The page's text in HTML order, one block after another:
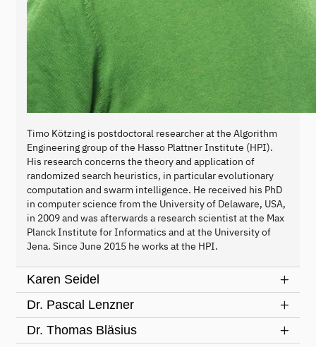
Timo Kötzing is postdoctoral researcher at the Algorithm
Engineering group of the Hasso Plattner Institute (HPI).
His research concerns the theory and application of
randomized search heuristics, in particular evolutionary
computation and swarm intelligence. He received his PhD
in computer science from the University of Delaware, USA,
in 2009 and was afterwards a research scientist at the Max
Planck Institute for Informatics and at the University of
Jena. Since June 2015 he works at the HPI.
Karen Seidel
Dr. Pascal Lenzner
Dr. Thomas Bläsius